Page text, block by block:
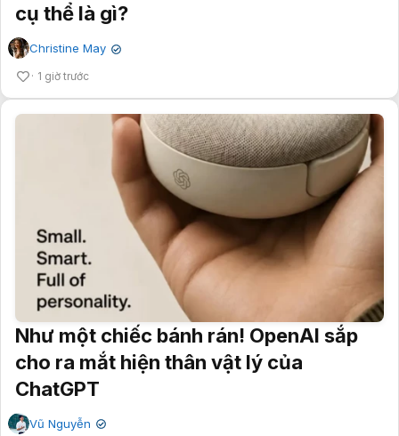
cụ thể là gì?
Christine May ✔
1 giờ trước
Như một chiếc bánh rán! OpenAI sắp
cho ra mắt hiện thân vật lý của
ChatGPT
Vũ Nguyễn ✔